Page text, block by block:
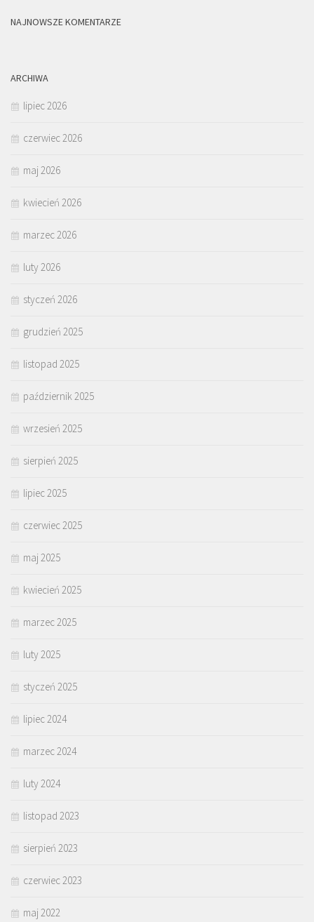
NAJNOWSZE KOMENTARZE
ARCHIWA
lipiec 2026
czerwiec 2026
maj 2026
kwiecień 2026
marzec 2026
luty 2026
styczeń 2026
grudzień 2025
listopad 2025
październik 2025
wrzesień 2025
sierpień 2025
lipiec 2025
czerwiec 2025
maj 2025
kwiecień 2025
marzec 2025
luty 2025
styczeń 2025
lipiec 2024
marzec 2024
luty 2024
listopad 2023
sierpień 2023
czerwiec 2023
maj 2022